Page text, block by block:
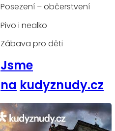
Posezení – občerstvení
Pivo i nealko
Zábava pro děti
Jsme
na kudyznudy.cz